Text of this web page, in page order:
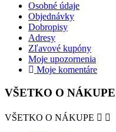
Osobné údaje
Objednávky
Dobropisy
Adresy
Zľavové kupóny
Moje upozornenia
Moje komentáre
VŠETKO O NÁKUPE
VŠETKO O NÁKUPE  